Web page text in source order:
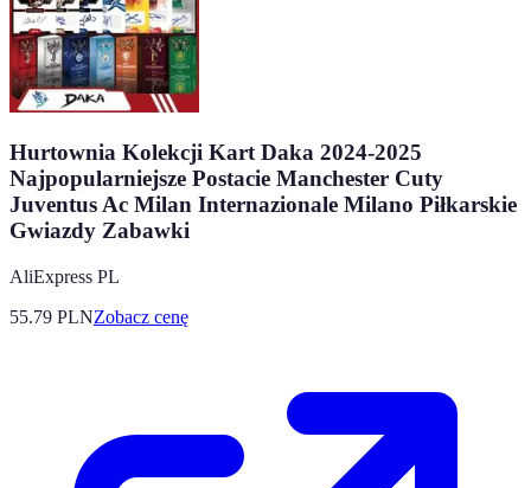
Hurtownia Kolekcji Kart Daka 2024-2025
Najpopularniejsze Postacie Manchester Cuty
Juventus Ac Milan Internazionale Milano Piłkarskie
Gwiazdy Zabawki
AliExpress PL
55.79 PLNZobacz cenę